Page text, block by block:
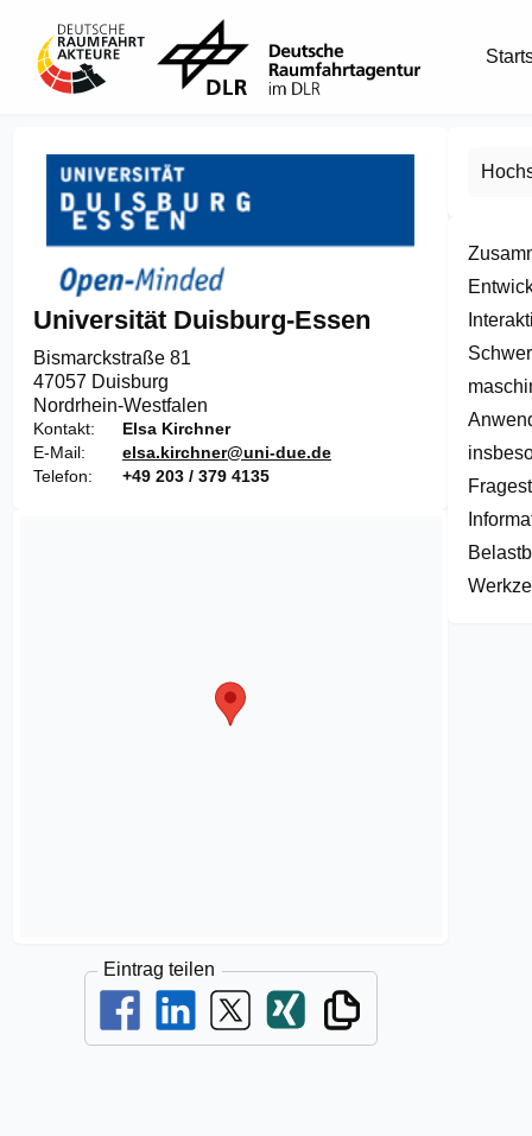
Universität Duisburg-Essen
Bismarckstraße 81
47057 Duisburg
Nordrhein-Westfalen
Kontakt
Elsa Kirchner
E-Mail
elsa.kirchner@uni-due.de
Telefon
+49 203 / 379 4135
Eintrag teilen